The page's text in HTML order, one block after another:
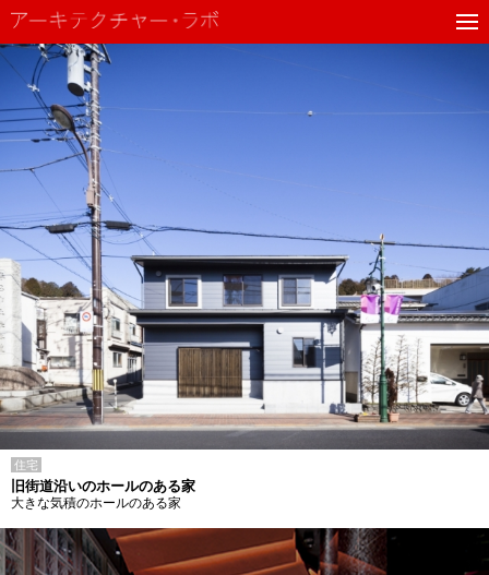
住宅
旧街道沿いのホールのある家
大きな気積のホールのある家